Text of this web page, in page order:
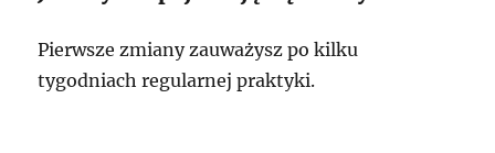
Pierwsze zmiany zauważysz po kilku
tygodniach regularnej praktyki.